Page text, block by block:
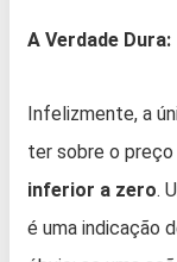
A Verdade Dura:
Infelizmente, a
ter sobre o preço
inferior a zero.
é uma indicação